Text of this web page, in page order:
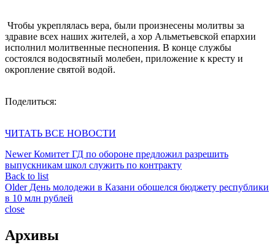
Чтобы укреплялась вера, были произнесены молитвы за
здравие всех наших жителей, а хор Альметьевской епархии
исполнил молитвенные песнопения. В конце службы
состоялся водосвятный молебен, приложение к кресту и
окропление святой водой.
Поделиться:
ЧИТАТЬ ВСЕ НОВОСТИ
Newer Комитет ГД по обороне предложил разрешить
выпускникам школ служить по контракту
Back to list
Older День молодежи в Казани обошелся бюджету республики
в 10 млн рублей
close
Архивы